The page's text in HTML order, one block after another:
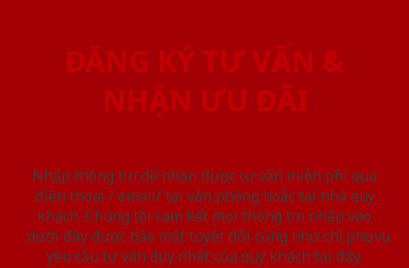
ĐĂNG KÝ TƯ VẤN &
NHẬN ƯU ĐÃI
Nhập thông tin để nhận được tư vấn miễn phí qua
điện thoại / email/ tại văn phòng hoặc tại nhà quý
khách. Chúng tôi cam kết mọi thông tin nhập vào
dưới đây được bảo mật tuyệt đối cũng như chỉ phục vụ
yêu cầu tư vấn duy nhất của quý khách tại đây.